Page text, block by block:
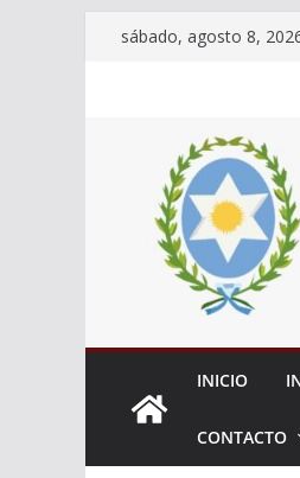
sábado, agosto 8,
INICIO
CONTACTO